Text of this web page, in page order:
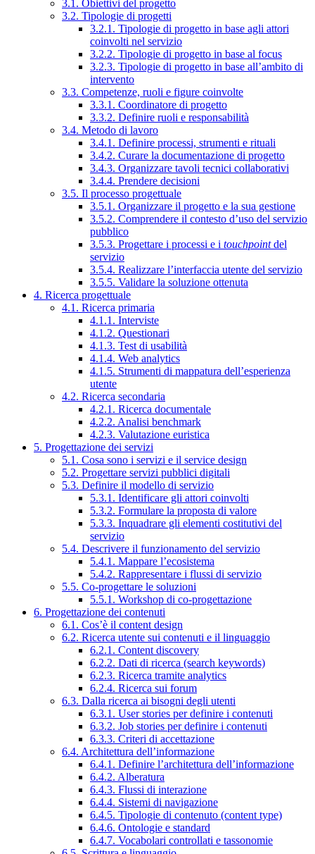
3.1. Obiettivi del progetto
3.2. Tipologie di progetti
3.2.1. Tipologie di progetto in base agli attori
coinvolti nel servizio
3.2.2. Tipologie di progetto in base al focus
3.2.3. Tipologie di progetto in base all’ambito di
intervento
3.3. Competenze, ruoli e figure coinvolte
3.3.1. Coordinatore di progetto
3.3.2. Definire ruoli e responsabilità
3.4. Metodo di lavoro
3.4.1. Definire processi, strumenti e rituali
3.4.2. Curare la documentazione di progetto
3.4.3. Organizzare tavoli tecnici collaborativi
3.4.4. Prendere decisioni
3.5. Il processo progettuale
3.5.1. Organizzare il progetto e la sua gestione
3.5.2. Comprendere il contesto d’uso del servizio
pubblico
3.5.3. Progettare i processi e i touchpointdel
servizio
3.5.4. Realizzare l’interfaccia utente del servizio
3.5.5. Validare la soluzione ottenuta
4. Ricerca progettuale
4.1. Ricerca primaria
4.1.1. Interviste
4.1.2. Questionari
4.1.3. Test di usabilità
4.1.4. Web analytics
4.1.5. Strumenti di mappatura dell’esperienza
utente
4.2. Ricerca secondaria
4.2.1. Ricerca documentale
4.2.2. Analisi benchmark
4.2.3. Valutazione euristica
5. Progettazione dei servizi
5.1. Cosa sono i servizi e il service design
5.2. Progettare servizi pubblici digitali
5.3. Definire il modello di servizio
5.3.1. Identificare gli attori coinvolti
5.3.2. Formulare la proposta di valore
5.3.3. Inquadrare gli elementi costitutivi del
servizio
5.4. Descrivere il funzionamento del servizio
5.4.1. Mappare l’ecosistema
5.4.2. Rappresentare i flussi di servizio
5.5. Co-progettare le soluzioni
5.5.1. Workshop di co-progettazione
6. Progettazione dei contenuti
6.1. Cos’è il content design
6.2. Ricerca utente sui contenuti e il linguaggio
6.2.1. Content discovery
6.2.2. Dati di ricerca (search keywords)
6.2.3. Ricerca tramite analytics
6.2.4. Ricerca sui forum
6.3. Dalla ricerca ai bisogni degli utenti
6.3.1. User stories per definire i contenuti
6.3.2. Job stories per definire i contenuti
6.3.3. Criteri di accettazione
6.4. Architettura dell’informazione
6.4.1. Definire l’architettura dell’informazione
6.4.2. Alberatura
6.4.3. Flussi di interazione
6.4.4. Sistemi di navigazione
6.4.5. Tipologie di contenuto (content type)
6.4.6. Ontologie e standard
6.4.7. Vocabolari controllati e tassonomie